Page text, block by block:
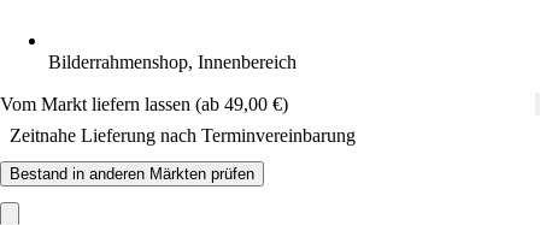
Bilderrahmenshop, Innenbereich
Vom Markt liefern lassen (ab 49,00 €)
Zeitnahe Lieferung nach Terminvereinbarung
Bestand in anderen Märkten prüfen